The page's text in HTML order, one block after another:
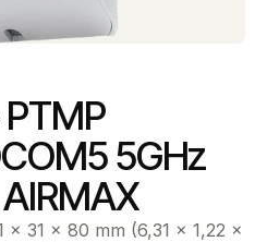
5GHz
x 31 x 80 mm (6,31 x 1,22 x